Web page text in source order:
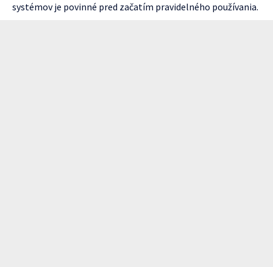
systémov je povinné pred začatím pravidelného používania.